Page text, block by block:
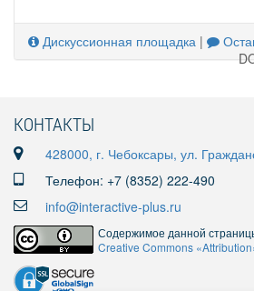
Дискуссионная площадка |
КОНТАКТЫ
428000, г. Чебоксары, ул.
Телефон: +7 (8352) 222-490
info@interactive-plus.ru
Содержимое данной
Creative Commons